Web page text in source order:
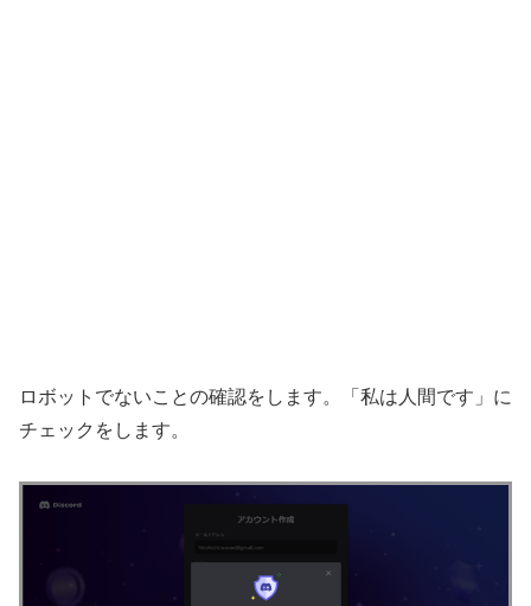
ロボットでないことの確認をします。「私は人間です」に
チェックをします。